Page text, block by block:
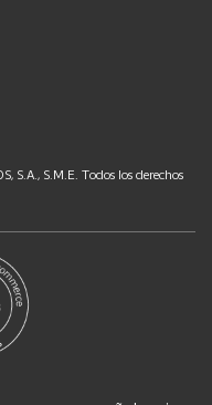
S.A., S.M.E. Todos los derechos